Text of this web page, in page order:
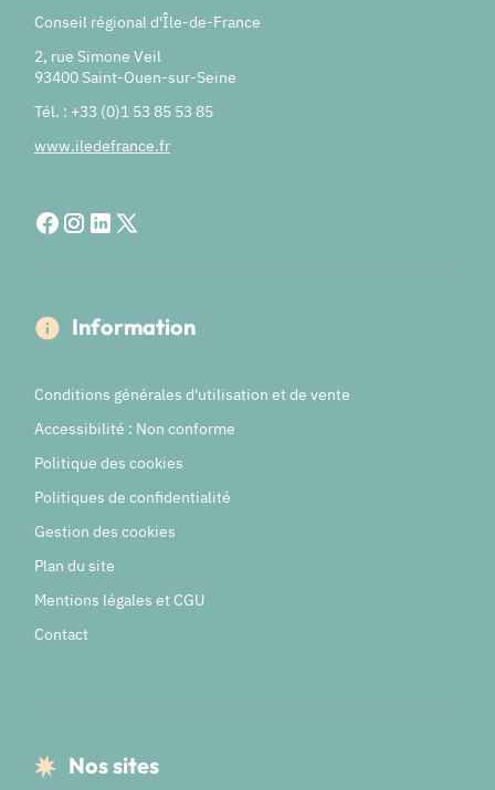
Conseil régional d'Île-de-France
2, rue Simone Veil
93400 Saint-Ouen-sur-Seine
Tél. : +33 (0)1 53 85 53 85
www.iledefrance.fr
Information
Conditions générales d'utilisation et de vente
Accessibilité : Non conforme
Politique des cookies
Politiques de confidentialité
Gestion des cookies
Plan du site
Mentions légales et CGU
Contact
Nos sites